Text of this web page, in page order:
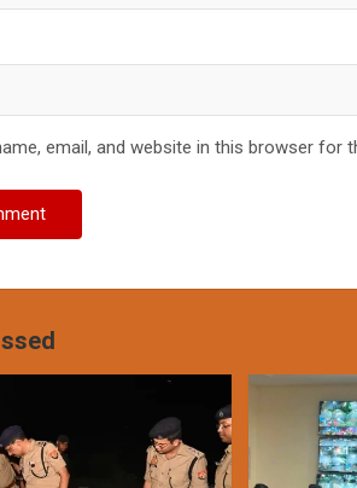
email, and website in this browser for